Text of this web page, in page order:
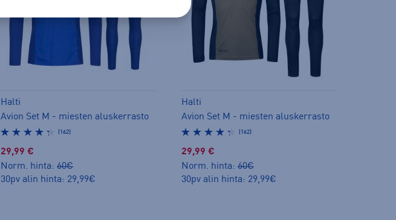
Halti
Avion Set M - miesten aluskerrasto
(162)
29,99 €
Norm. hinta: 60€
30pv alin hinta: 29,99€
Halti
Avion Set M - miesten aluskerrasto
(162)
29,99 €
Norm. hinta: 60€
30pv alin hinta: 29,99€